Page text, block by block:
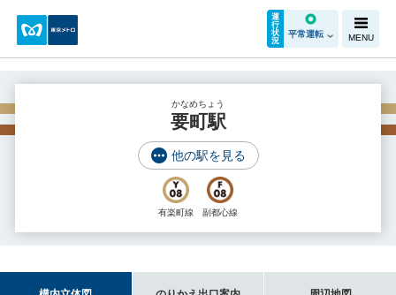
運
行
状
況
平常運転 MENU
かなめちょう
要町駅
他の駅を見る
有楽町線 副都心線